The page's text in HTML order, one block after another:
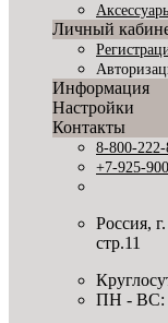
Личный
Информация
Настройки
Контакты
8-800-222-
+7-925-
Россия,
стр.11
ПН - ВС: